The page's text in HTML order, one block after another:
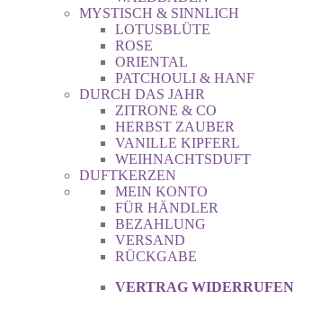
MYSTISCH & SINNLICH
LOTUSBLÜTE
ROSE
ORIENTAL
PATCHOULI & HANF
DURCH DAS JAHR
ZITRONE & CO
HERBST ZAUBER
VANILLE KIPFERL
WEIHNACHTSDUFT
DUFTKERZEN
MEIN KONTO
FÜR HÄNDLER
BEZAHLUNG
VERSAND
RÜCKGABE
VERTRAG WIDERRUFEN